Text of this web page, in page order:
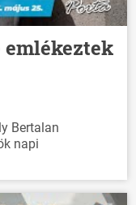
Bertalan
napi